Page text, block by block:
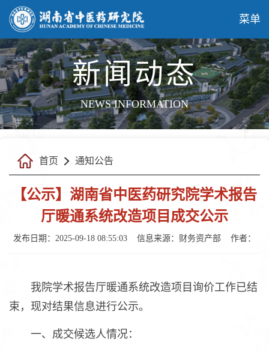
菜单
新闻动态
NEWS INFORMATION
首页 通知公告
【公示】湖南省中医药研究院学术报告
厅暖通系统改造项目成交公示
发布日期：2025-09-18 08:55:03 信息来源：财务资产部 作者：
我院学术报告厅暖通系统改造项目询价工作已结
束，现对结果信息进行公示。
一、成交候选人情况：